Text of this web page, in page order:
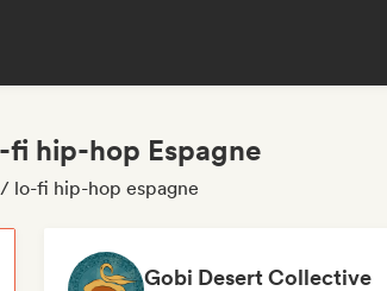
hip-hop Espagne
lo-fi hip-hop espagne
Gobi Desert Collective